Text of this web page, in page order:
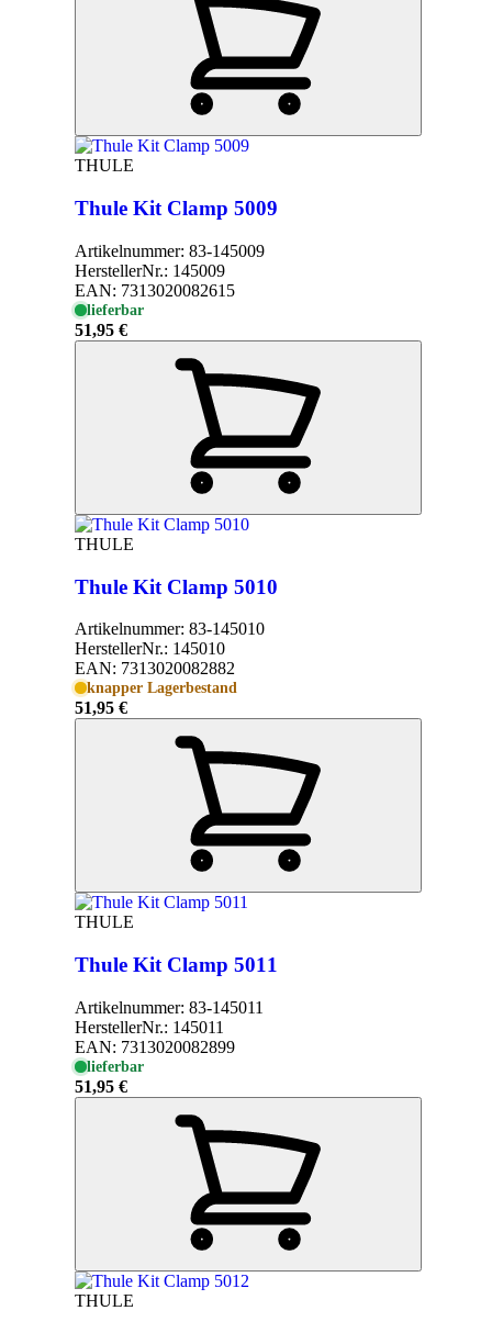
THULE
Thule Kit Clamp 5009
Artikelnummer: 83-145009
HerstellerNr.: 145009
EAN: 7313020082615
lieferbar
51,95 €
THULE
Thule Kit Clamp 5010
Artikelnummer: 83-145010
HerstellerNr.: 145010
EAN: 7313020082882
knapper Lagerbestand
51,95 €
THULE
Thule Kit Clamp 5011
Artikelnummer: 83-145011
HerstellerNr.: 145011
EAN: 7313020082899
lieferbar
51,95 €
THULE